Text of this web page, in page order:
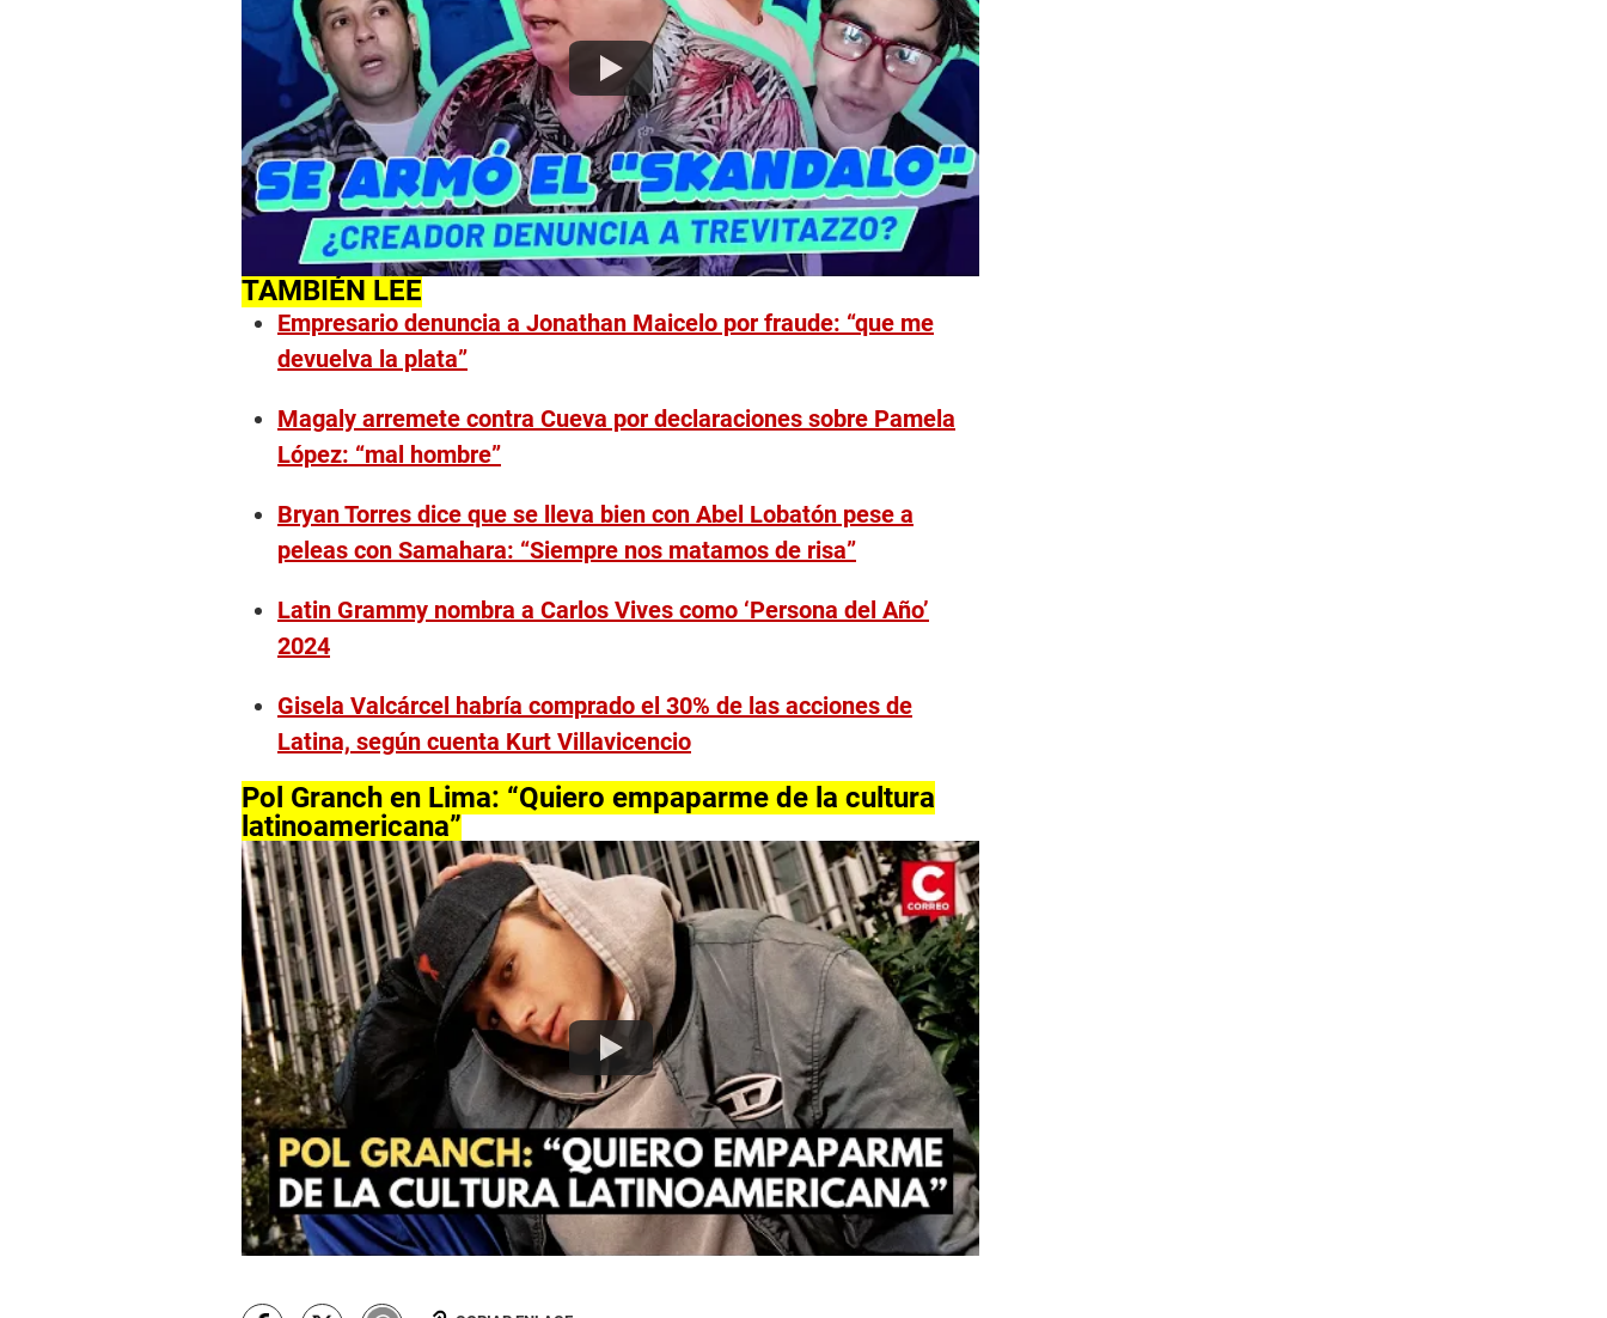
TAMBIÉN LEE
Empresario denuncia a Jonathan Maicelo por fraude: “que me
devuelva la plata”
Magaly arremete contra Cueva por declaraciones sobre Pamela
López: “mal hombre”
Bryan Torres dice que se lleva bien con Abel Lobatón pese a
peleas con Samahara: “Siempre nos matamos de risa”
Latin Grammy nombra a Carlos Vives como ‘Persona del Año’
2024
Gisela Valcárcel habría comprado el 30% de las acciones de
Latina, según cuenta Kurt Villavicencio
Pol Granch en Lima: “Quiero empaparme de la cultura
latinoamericana”